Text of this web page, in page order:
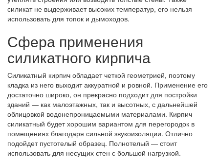
силикат не выдерживает высоких температур, его нельзя
использовать для топок и дымоходов.
Сфера применения
силикатного кирпича
Силикатный кирпич обладает четкой геометрией, поэтому
кладка из него выходит аккуратной и ровной. Применение его
достаточно широко, он прекрасно подходит для постройки
зданий — как малоэтажных, так и высотных, с дальнейшей
облицовкой водонепроницаемыми материалами. Кирпич
силикатный будет хорошим вариантом для перегородок в
помещениях благодаря сильной звукоизоляции. Отлично
подойдет пустотелый образец. Полнотелый — стоит
использовать для несущих стен с большой нагрузкой.